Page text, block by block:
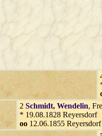
2 Schmidt, Wendelin,
* 19.08.1828 Reyersdorf
oo 12.06.1855 Reyersdorf